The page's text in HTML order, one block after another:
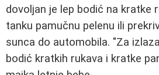
dovoljan je lep bodić na kratke
tanku pamučnu pelenu ili
sunca do automobila. "Za
bodić kratkih rukava i kratke